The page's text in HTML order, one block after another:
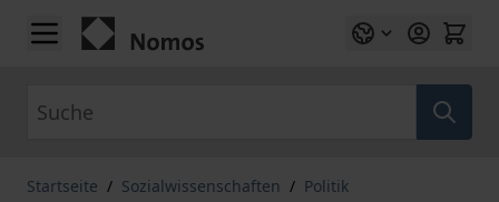
Zum Inhalt springen
Startseite / Sozialwissenschaften / Politik